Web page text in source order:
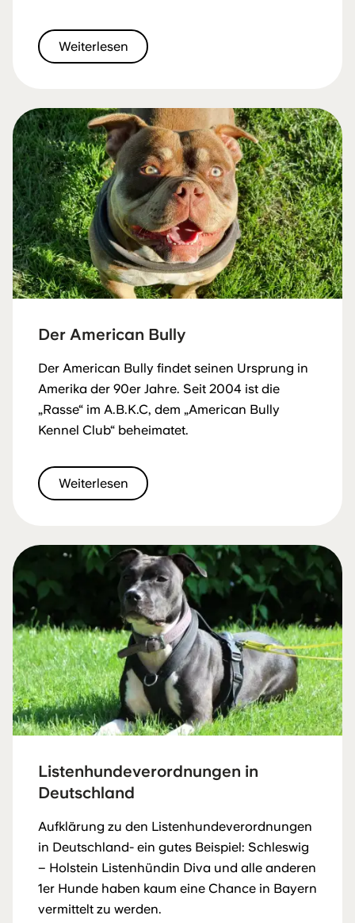
Weiterlesen
Der American Bully
Der American Bully findet seinen Ursprung in
Amerika der 90er Jahre. Seit 2004 ist die
„Rasse“ im A.B.K.C, dem „American Bully
Kennel Club“ beheimatet.
Weiterlesen
Listenhundeverordnungen in
Deutschland
Aufklärung zu den Listenhundeverordnungen
in Deutschland- ein gutes Beispiel: Schleswig
– Holstein Listenhündin Diva und alle anderen
1er Hunde haben kaum eine Chance in Bayern
vermittelt zu werden.